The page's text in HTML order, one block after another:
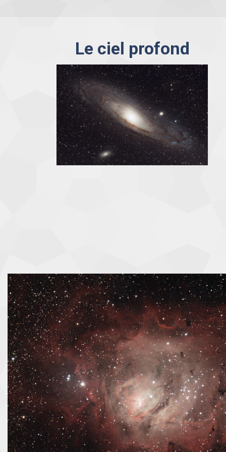
Le ciel profond